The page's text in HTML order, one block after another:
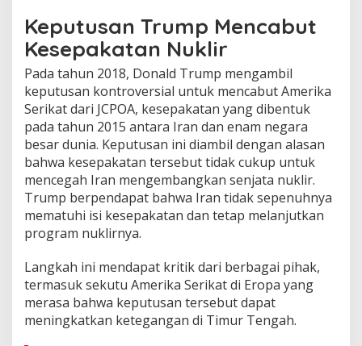
Keputusan Trump Mencabut
Kesepakatan Nuklir
Pada tahun 2018, Donald Trump mengambil
keputusan kontroversial untuk mencabut Amerika
Serikat dari JCPOA, kesepakatan yang dibentuk
pada tahun 2015 antara Iran dan enam negara
besar dunia. Keputusan ini diambil dengan alasan
bahwa kesepakatan tersebut tidak cukup untuk
mencegah Iran mengembangkan senjata nuklir.
Trump berpendapat bahwa Iran tidak sepenuhnya
mematuhi isi kesepakatan dan tetap melanjutkan
program nuklirnya.
Langkah ini mendapat kritik dari berbagai pihak,
termasuk sekutu Amerika Serikat di Eropa yang
merasa bahwa keputusan tersebut dapat
meningkatkan ketegangan di Timur Tengah.